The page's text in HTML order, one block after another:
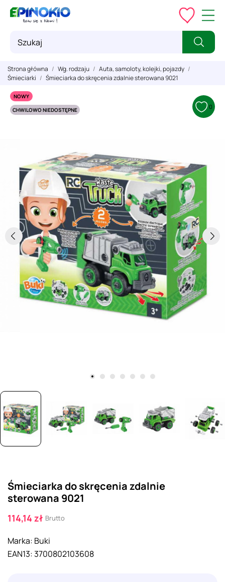
Strona główna Wg. rodzaju
Auta, samoloty, kolejki, pojazdy
Śmieciarki
Śmieciarka do skręcenia zdalnie sterowana 9021
NOWY
CHWILOWO NIEDOSTĘPNE
0
Śmieciarka do skręcenia zdalnie
sterowana 9021
114,14 zł Brutto
Marka: Buki
EAN13:3700802103608